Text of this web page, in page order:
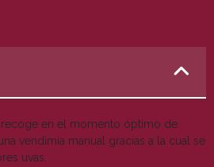
recoge en el momento óptimo de
vendimia manual gracias a la cual se
uvas.